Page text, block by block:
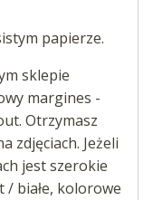
papierze.
sklepie
margines -
Otrzymasz
zdjęciach. Jeżeli
jest szerokie
białe, kolorowe